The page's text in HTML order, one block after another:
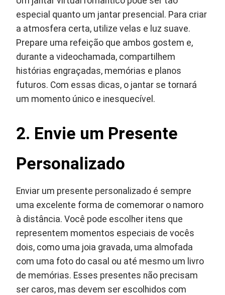
especial quanto um jantar presencial. Para criar
a atmosfera certa, utilize velas e luz suave.
Prepare uma refeição que ambos gostem e,
durante a videochamada, compartilhem
histórias engraçadas, memórias e planos
futuros. Com essas dicas, o jantar se tornará
um momento único e inesquecível.
2. Envie um Presente
Personalizado
Enviar um presente personalizado é sempre
uma excelente forma de comemorar o namoro
à distância. Você pode escolher itens que
representem momentos especiais de vocês
dois, como uma joia gravada, uma almofada
com uma foto do casal ou até mesmo um livro
de memórias. Esses presentes não precisam
ser caros, mas devem ser escolhidos com